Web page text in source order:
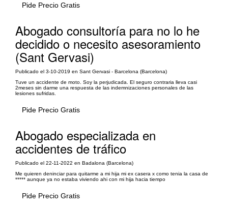
Pide Precio Gratis
Abogado consultoría para no lo he
decidido o necesito asesoramiento
(Sant Gervasi)
Publicado el 3-10-2019 en Sant Gervasi - Barcelona (Barcelona)
Tuve un accidente de moto. Soy la perjudicada. El seguro contraria lleva casi
2meses sin darme una respuesta de las indemnizaciones personales de las
lesiones sufridas.
Pide Precio Gratis
Abogado especializada en
accidentes de tráfico
Publicado el 22-11-2022 en Badalona (Barcelona)
Me quieren deninciar para quitarme a mi hija mi ex casera x como tenia la casa de
***** aunque ya no estaba viviendo ahi con mi hija hacia tiempo
Pide Precio Gratis